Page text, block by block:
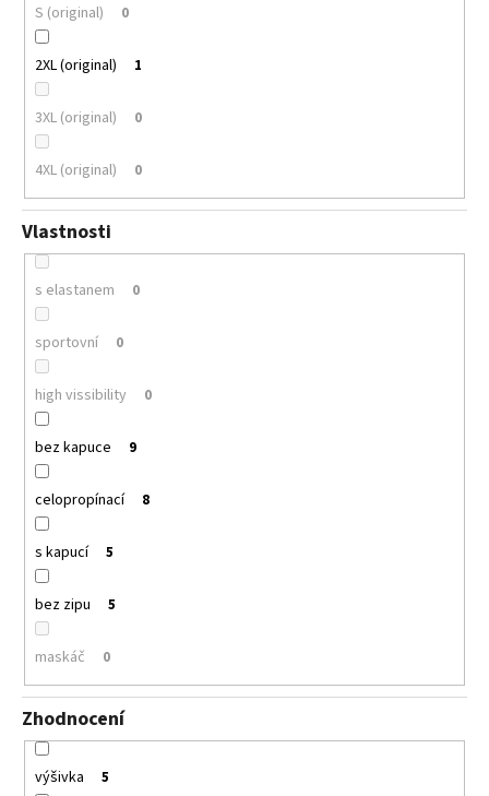
S (original) 0
2XL (original) 1
3XL (original) 0
4XL (original) 0
Vlastnosti
s elastanem 0
sportovní 0
high vissibility 0
bez kapuce 9
celopropínací 8
s kapucí 5
bez zipu 5
maskáč 0
Zhodnocení
výšivka 5